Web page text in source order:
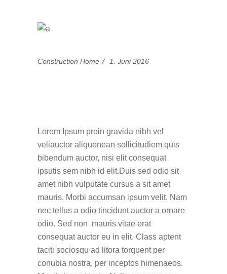
Construction Home 1. Juni 2016
Lorem Ipsum proin gravida nibh vel
veliauctor aliquenean sollicitudiem quis
bibendum auctor, nisi elit consequat
ipsutis sem nibh id elit.Duis sed odio sit
amet nibh vulputate cursus a sit amet
mauris. Morbi accumsan ipsum velit. Nam
nec tellus a odio tincidunt auctor a ornare
odio. Sed non mauris vitae erat
consequat auctor eu in elit. Class aptent
taciti sociosqu ad litora torquent per
conubia nostra, per inceptos himenaeos.